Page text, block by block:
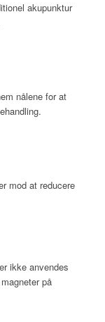
akupunktur
nålene for at
mod at reducere
ikke anvendes
på